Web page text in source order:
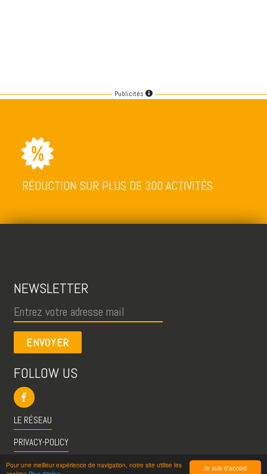
Je suis d'accord
Pour une meilleur expérience de navigation, notre site utilise les
Publicités
RÉDUCTION SUR PLUS DE 300 ACTIVITÉS
NEWSLETTER
ENVOYER
FOLLOW US
LE RÉSEAU
PRIVACY-POLICY
CGU